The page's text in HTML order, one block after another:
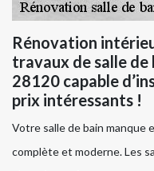
Rénovation
travaux de salle de
28120 capable
prix intéressants !
Votre salle de bain manque
complète et moderne. Les